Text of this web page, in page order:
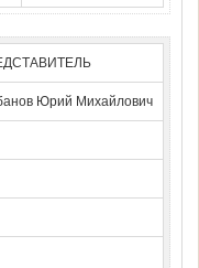
Юрий Михайлович